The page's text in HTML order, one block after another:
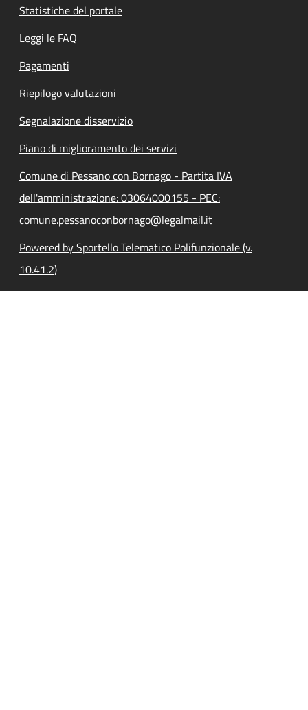
Statistiche del portale
Leggi le FAQ
Pagamenti
Riepilogo valutazioni
Segnalazione disservizio
Piano di miglioramento dei servizi
Comune di Pessano con Bornago - Partita IVA
dell'amministrazione: 03064000155 - PEC:
comune.pessanoconbornago@legalmail.it
Powered by Sportello Telematico Polifunzionale (v.
10.41.2)